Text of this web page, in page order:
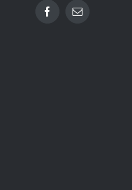
Facebook
E-